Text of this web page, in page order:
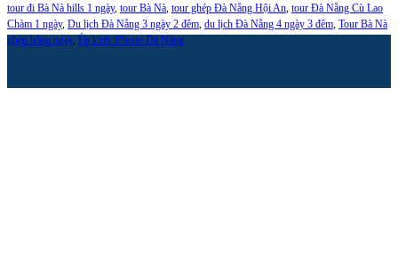
tour đi Bà Nà hills 1 ngày, tour Bà Nà, tour ghép Đà Nẵng Hội An, tour Đà Nẵng Cù Lao
Chàm 1 ngày, Du lịch Đà Nẵng 3 ngày 2 đêm, du lịch Đà Nẵng 4 ngày 3 đêm, Tour Bà Nà
ghép hằng ngày, Ép kính iPhone Đà Nẵng